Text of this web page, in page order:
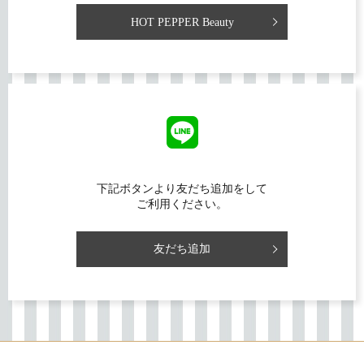
HOT PEPPER Beauty
下記ボタンより友だち追加をして
ご利用ください。
友だち追加